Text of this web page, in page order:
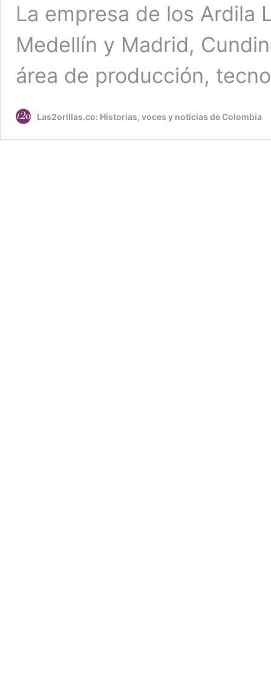
La empresa de los Ardila
Medellín y Madrid,
área de producción,
Las2orillas.co: Historias, voces y noticias de Colombia